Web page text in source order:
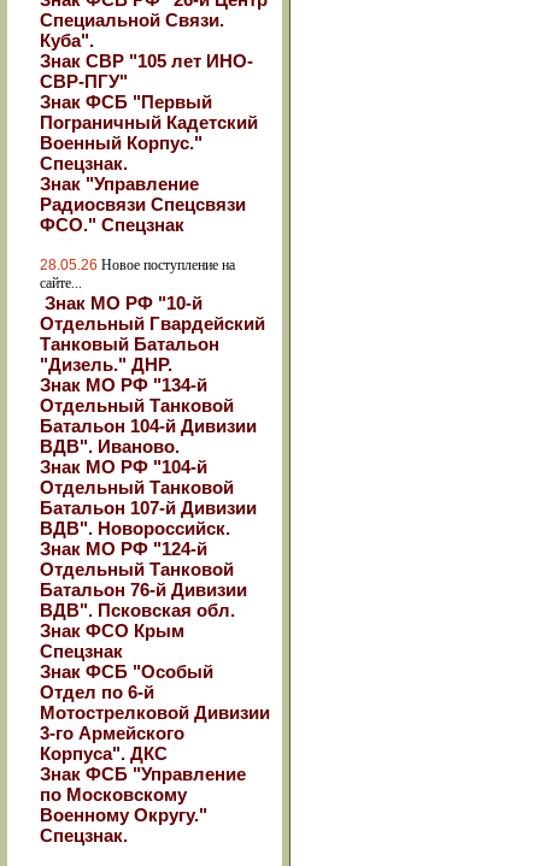
Специальной Связи.
Куба".
Знак СВР "105 лет ИНО-
СВР-ПГУ"
Знак ФСБ "Первый
Пограничный Кадетский
Военный Корпус."
Спецзнак.
Знак "Управление
Радиосвязи Спецсвязи
ФСО." Спецзнак
28.05.26 Новое поступление на
сайте...
Знак МО РФ "10-й
Отдельный Гвардейский
Танковый Батальон
"Дизель." ДНР.
Знак МО РФ "134-й
Отдельный Танковой
Батальон 104-й Дивизии
ВДВ". Иваново.
Знак МО РФ "104-й
Отдельный Танковой
Батальон 107-й Дивизии
ВДВ". Новороссийск.
Знак МО РФ "124-й
Отдельный Танковой
Батальон 76-й Дивизии
ВДВ". Псковская обл.
Знак ФСО Крым
Спецзнак
Знак ФСБ "Особый
Отдел по 6-й
Мотострелковой Дивизии
3-го Армейского
Корпуса". ДКС
Знак ФСБ "Управление
по Московскому
Военному Округу."
Спецзнак.